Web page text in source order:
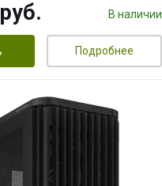
В наличии
Подробнее